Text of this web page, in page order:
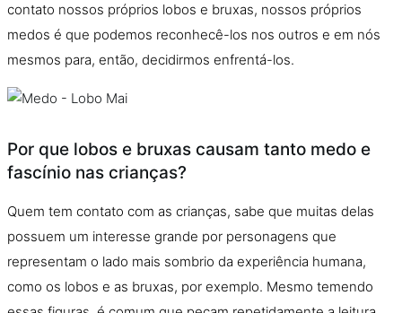
contato nossos próprios lobos e bruxas, nossos próprios
medos é que podemos reconhecê-los nos outros e em nós
mesmos para, então, decidirmos enfrentá-los.
Por que lobos e bruxas causam tanto medo e
fascínio nas crianças?
Quem tem contato com as crianças, sabe que muitas delas
possuem um interesse grande por personagens que
representam o lado mais sombrio da experiência humana,
como os lobos e as bruxas, por exemplo. Mesmo temendo